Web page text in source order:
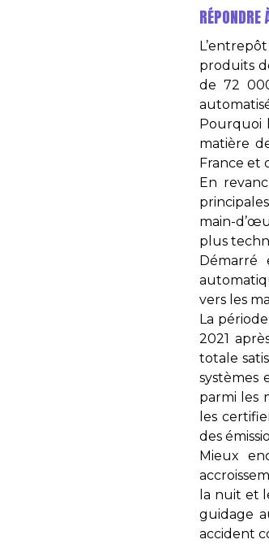
produits
de 72
Pourquoi
matière
France et
En
main-
plus
Démarré
vers les
La
2021
totale
systèmes
parmi les
les
des
Mieux
la nuit et
guidage
accident